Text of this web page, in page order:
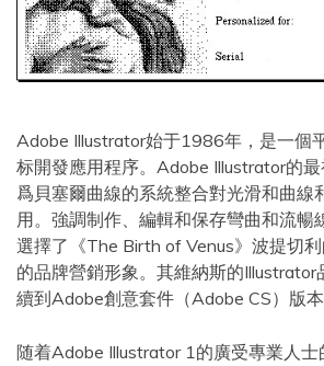
Adobe Illustrator始于1986年，是一個
标開發應用程序。Adobe Illustrator的
爲貝塞爾曲線的系統整合對光滑和曲線
用。強調制作、編輯和保存彎曲和流暢
選擇了《The Birth of Venus》波提切
的品牌營銷形象。其維納斯的Illustrator
續到Adobe創意套件（Adobe CS）版本
随着Adobe Illustrator 1的廣受專業人